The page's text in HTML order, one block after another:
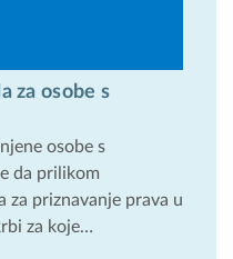
za osobe s
osobe s
da prilikom
za priznavanje prava u
za koje…